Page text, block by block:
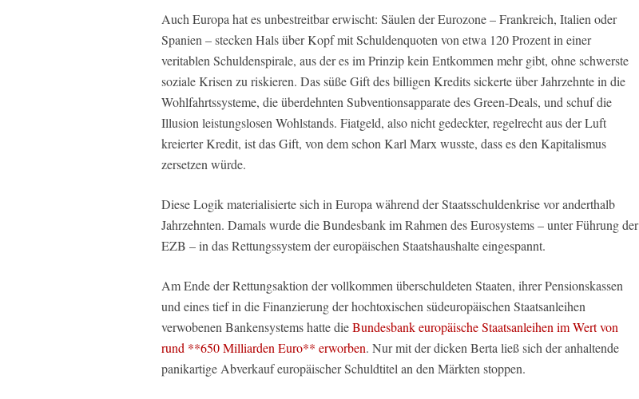
Auch Europa hat es unbestreitbar erwischt: Säulen der Eurozone – Frankreich, Italien oder
Spanien – stecken Hals über Kopf mit Schuldenquoten von etwa 120 Prozent in einer
veritablen Schuldenspirale, aus der es im Prinzip kein Entkommen mehr gibt, ohne schwerste
soziale Krisen zu riskieren. Das süße Gift des billigen Kredits sickerte über Jahrzehnte in die
Wohlfahrtssysteme, die überdehnten Subventionsapparate des Green‑Deals, und schuf die
Illusion leistungslosen Wohlstands. Fiatgeld, also nicht gedeckter, regelrecht aus der Luft
kreierter Kredit, ist das Gift, von dem schon Karl Marx wusste, dass es den Kapitalismus
zersetzen würde.
Diese Logik materialisierte sich in Europa während der Staatsschuldenkrise vor anderthalb
Jahrzehnten. Damals wurde die Bundesbank im Rahmen des Eurosystems – unter Führung der
EZB – in das Rettungssystem der europäischen Staatshaushalte eingespannt.
Am Ende der Rettungsaktion der vollkommen überschuldeten Staaten, ihrer Pensionskassen
und eines tief in die Finanzierung der hochtoxischen südeuropäischen Staatsanleihen
verwobenen Bankensystems hatte dieBundesbank europäische Staatsanleihen im Wert von
rund **650 Milliarden Euro** erworben. Nur mit der dicken Berta ließ sich der anhaltende
panikartige Abverkauf europäischer Schuldtitel an den Märkten stoppen.